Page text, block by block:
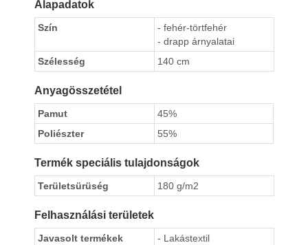
Alapadatok
Szín
- fehér-törtfehér
- drapp árnyalatai
Szélesség
140 cm
Anyagösszetétel
Pamut
45%
Poliészter
55%
Termék speciális tulajdonságok
Területsürüség 180 g/m2
Felhasználási területek
Javasolt termékek
- Lakástextil